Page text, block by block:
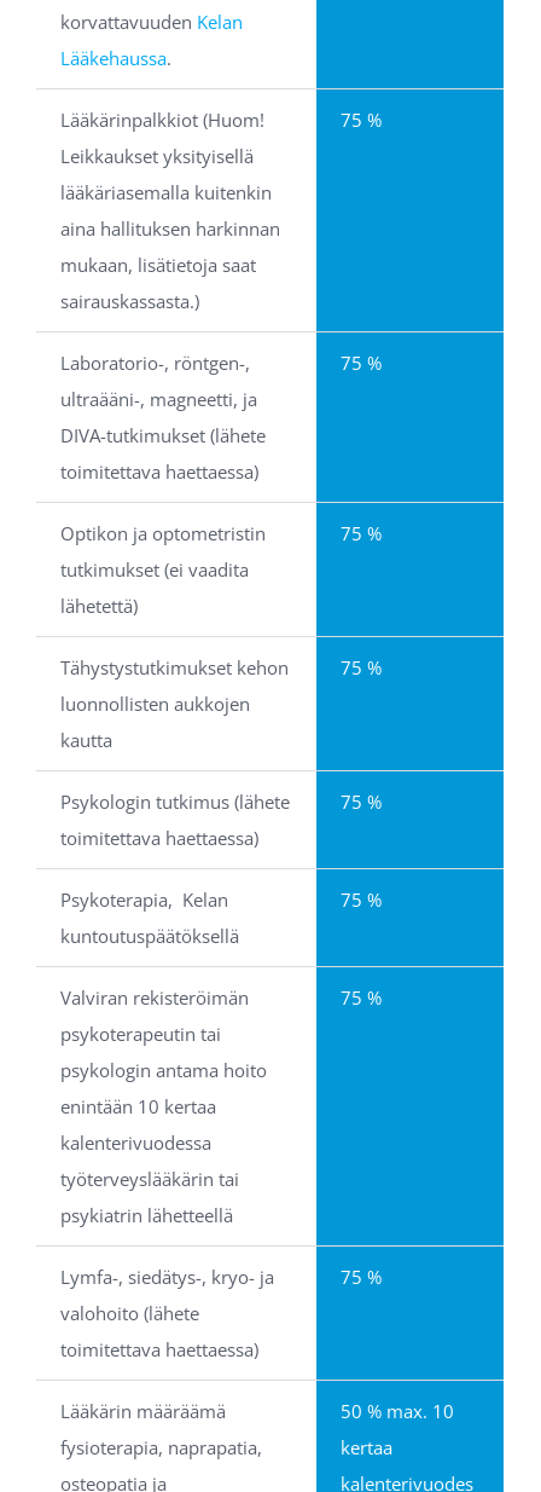
korvattavuuden Kelan
Lääkehaussa.
Lääkärinpalkkiot (Huom!
Leikkaukset yksityisellä
lääkäriasemalla kuitenkin
aina hallituksen harkinnan
mukaan, lisätietoja saat
sairauskassasta.)
75 %
Laboratorio-, röntgen-,
ultraääni-, magneetti, ja
DIVA-tutkimukset (lähete
toimitettava haettaessa)
75 %
Optikon ja optometristin
tutkimukset (ei vaadita
lähetettä)
75 %
Tähystystutkimukset kehon
luonnollisten aukkojen
kautta
75 %
Psykologin tutkimus (lähete
toimitettava haettaessa)
75 %
Psykoterapia,  Kelan
kuntoutuspäätöksellä
75 %
Valviran rekisteröimän
psykoterapeutin tai
psykologin antama hoito
enintään 10 kertaa
kalenterivuodessa
työterveyslääkärin tai
psykiatrin lähetteellä
75 %
Lymfa-, siedätys-, kryo- ja
valohoito (lähete
toimitettava haettaessa)
75 %
Lääkärin määräämä
fysioterapia, naprapatia,
osteopatia ja
50 % max. 10
kertaa
kalenterivuodes